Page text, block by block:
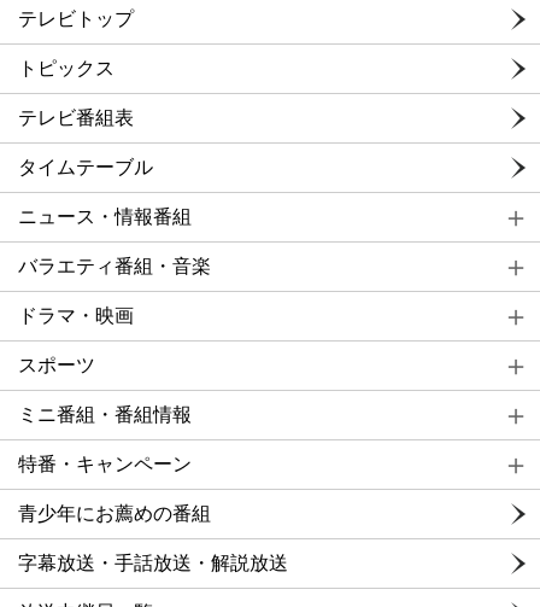
テレビトップ
トピックス
テレビ番組表
タイムテーブル
ニュース・情報番組
バラエティ番組・音楽
ドラマ・映画
スポーツ
ミニ番組・番組情報
特番・キャンペーン
青少年にお薦めの番組
字幕放送・手話放送・解説放送